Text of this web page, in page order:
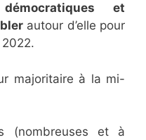
et
autour d’elle pour
majoritaire à la mi-
(nombreuses et à